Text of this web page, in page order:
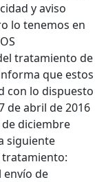
y aviso
lo tenemos en
tratamiento de
que estos
con lo dispuesto
de abril de 2016
de diciembre
siguiente
envío de